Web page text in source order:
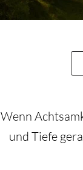
Wenn
und Tiefe